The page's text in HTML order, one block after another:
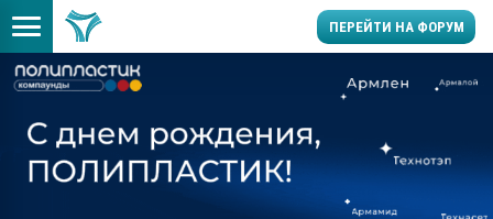
ПЕРЕЙТИ НА ФОРУМ
Вакуум-формовочные